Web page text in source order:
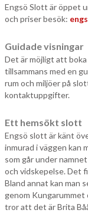
Engsö Slott är öppet
och priser besök:
Guidade visningar
Det är möjligt att
tillsammans med en
rum och miljöer på
kontaktuppgifter.
Ett hemsökt slott
Engsö slott är känt
inmurad i väggen kan
som går under
och vidskepelse. Det
Bland annat kan man
genom Kungarummet
tror att det är Brita